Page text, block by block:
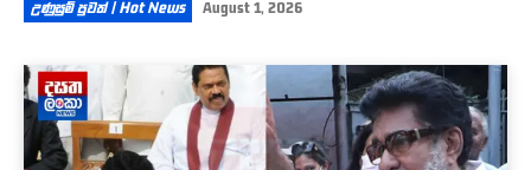
උණුසුම් පුවත් | Hot News August 1, 2026